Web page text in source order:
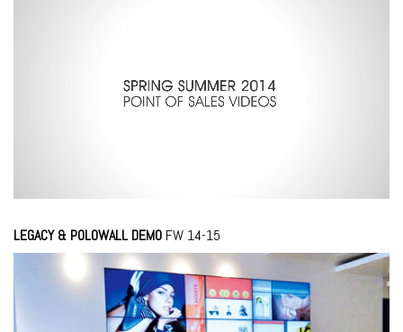
LEGACY & POLOWALL DEMO FW 14-15